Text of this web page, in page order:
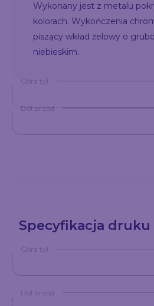
Wykonany jest z metalu
kolorach. Wykończenia
piszący wkład żelowy o
niebieskim.
Góra tył
Dół przód
Specyfikacja druku
Góra tył
Dół przód